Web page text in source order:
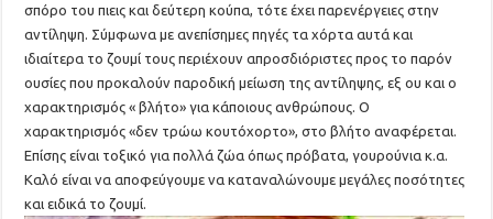
σπόρο του πιεις και δεύτερη κούπα, τότε έχει παρενέργειες στην
αντίληψη. Σύμφωνα με ανεπίσημες πηγές τα χόρτα αυτά και
ιδιαίτερα το ζουμί τους περιέχουν απροσδιόριστες προς το παρόν
ουσίες που προκαλούν παροδική μείωση της αντίληψης, εξ ου και ο
χαρακτηρισμός « βλήτο» για κάποιους ανθρώπους. Ο
χαρακτηρισμός «δεν τρώω κουτόχορτο», στο βλήτο αναφέρεται.
Επίσης είναι τοξικό για πολλά ζώα όπως πρόβατα, γουρούνια κ.α.
Καλό είναι να αποφεύγουμε να καταναλώνουμε μεγάλες ποσότητες
και ειδικά το ζουμί.